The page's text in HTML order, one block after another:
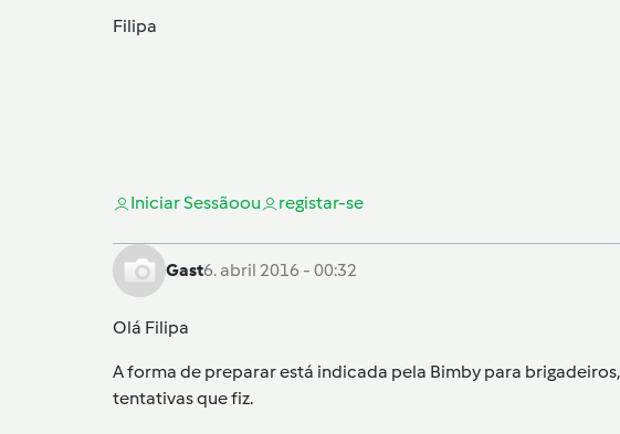
Filipa
Iniciar Sessãoou registar-se
Gast6. abril 2016 - 00:32
Olá Filipa
A forma de preparar está indicada pela Bimby para
tentativas que fiz.